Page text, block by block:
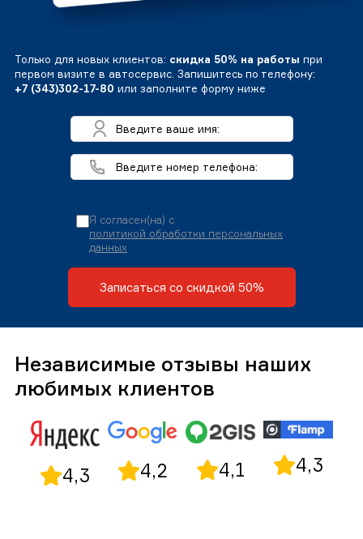
Только для новых клиентов: скидка 50% на работы при
первом визите в автосервис. Запишитесь по телефону:
+7 (343)302-17-80 или заполните форму ниже
Я согласен(на) с
политикой обработки персональных
данных
Записаться со скидкой 50%
Независимые отзывы наших
любимых клиентов
4,3 4,2 4,1 4,3